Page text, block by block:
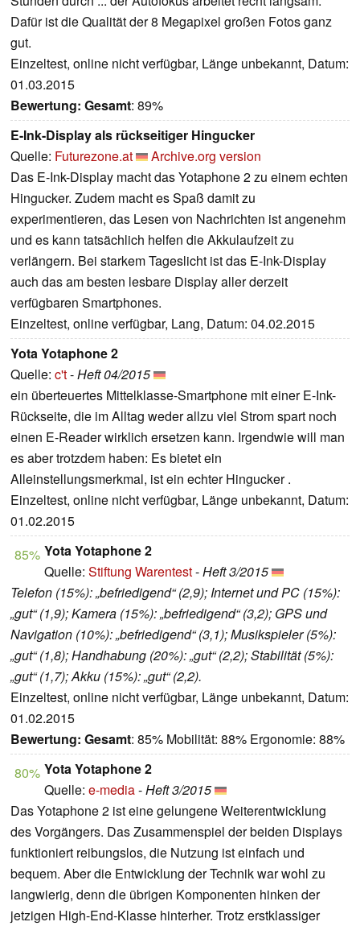
Dafür ist die Qualität der 8 Megapixel großen Fotos ganz
gut.
Einzeltest, online nicht verfügbar, Länge unbekannt, Datum:
01.03.2015
Bewertung: Gesamt: 89%
E-Ink-Display als rückseitiger Hingucker
Quelle: Futurezone.at
Archive.org version
Das E-Ink-Display macht das Yotaphone 2 zu einem echten
Hingucker. Zudem macht es Spaß damit zu
experimentieren, das Lesen von Nachrichten ist angenehm
und es kann tatsächlich helfen die Akkulaufzeit zu
verlängern. Bei starkem Tageslicht ist das E-Ink-Display
auch das am besten lesbare Display aller derzeit
verfügbaren Smartphones.
Einzeltest, online verfügbar, Lang, Datum: 04.02.2015
Yota Yotaphone 2
Quelle: c't-Heft 04/2015
ein überteuertes Mittelklasse-Smartphone mit einer E-Ink-
Rückseite, die im Alltag weder allzu viel Strom spart noch
einen E-Reader wirklich ersetzen kann. Irgendwie will man
es aber trotzdem haben: Es bietet ein
Alleinstellungsmerkmal, ist ein echter Hingucker .
Einzeltest, online nicht verfügbar, Länge unbekannt, Datum:
01.02.2015
85% Yota Yotaphone 2
Quelle: Stiftung Warentest-Heft 3/2015
Telefon (15%): „befriedigend“ (2,9); Internet und PC (15%):
„gut“ (1,9); Kamera (15%): „befriedigend“ (3,2); GPS und
Navigation (10%): „befriedigend“ (3,1); Musikspieler (5%):
„gut“ (1,8); Handhabung (20%): „gut“ (2,2); Stabilität (5%):
„gut“ (1,7); Akku (15%): „gut“ (2,2).
Einzeltest, online nicht verfügbar, Länge unbekannt, Datum:
01.02.2015
Bewertung: Gesamt: 85% Mobilität: 88% Ergonomie: 88%
80% Yota Yotaphone 2
Quelle: e-media-Heft 3/2015
Das Yotaphone 2 ist eine gelungene Weiterentwicklung
des Vorgängers. Das Zusammenspiel der beiden Displays
funktioniert reibungslos, die Nutzung ist einfach und
bequem. Aber die Entwicklung der Technik war wohl zu
langwierig, denn die übrigen Komponenten hinken der
jetzigen High-End-Klasse hinterher. Trotz erstklassiger